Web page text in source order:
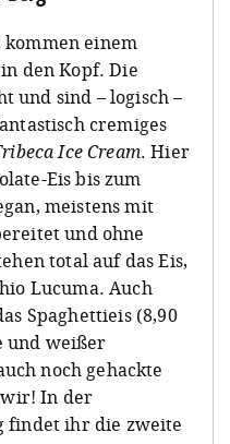
kommen einem
den Kopf. Die
und sind – logisch –
cremiges
Ice Cream. Hier
Eis bis zum
meistens mit
und ohne
total auf das Eis,
Lucuma. Auch
Spaghettieis (8,90
und weißer
noch gehackte
wir! In der
findet ihr die zweite